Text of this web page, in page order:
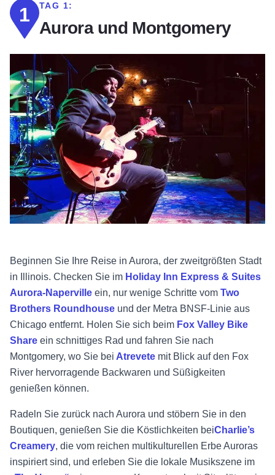
1 TAG 1:
Aurora und Montgomery
Beginnen Sie Ihre Reise in Aurora, der zweitgrößten Stadt
in Illinois. Checken Sie im Holiday Inn Express & Suites
Aurora-Naperville ein, nur wenige Schritte vom Two
Brothers Roundhouse und der Metra BNSF-Linie aus
Chicago entfernt. Holen Sie sich beim Fox Valley Bike
Share ein schnittiges Rad und fahren Sie nach
Montgomery, wo Sie bei Atrevete mit Blick auf den Fox
River hervorragende Backwaren und Süßigkeiten
genießen können.
Radeln Sie zurück nach Aurora und stöbern Sie in den
Boutiquen, genießen Sie die Köstlichkeiten beiCharlie’s
Creamery, die vom reichen multikulturellen Erbe Auroras
inspiriert sind, und erleben Sie die lokale Musikszene im